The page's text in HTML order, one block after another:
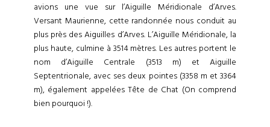
avions une vue sur l’Aiguille Méridionale d’Arves.
Versant Maurienne, cette randonnée nous conduit au
plus près des Aiguilles d’Arves. L’Aiguille Méridionale, la
plus haute, culmine à 3514 mètres. Les autres portent le
nom d’Aiguille Centrale (3513 m) et Aiguille
Septentrionale, avec ses deux pointes (3358 m et 3364
m), également appelées Tête de Chat (On comprend
bien pourquoi !).